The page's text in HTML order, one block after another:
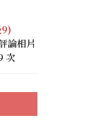
論相片
次